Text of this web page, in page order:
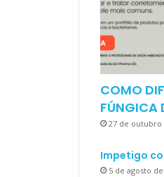
COMO
FÚNGICA
27 de outubro
Impetigo
5 de agosto de